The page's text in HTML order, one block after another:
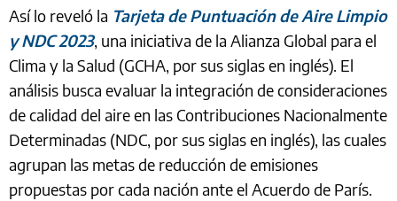
Así lo reveló la Tarjeta de Puntuación de Aire Limpio
y NDC 2023, una iniciativa de la Alianza Global para el
Clima y la Salud (GCHA, por sus siglas en inglés). El
análisis busca evaluar la integración de consideraciones
de calidad del aire en las Contribuciones Nacionalmente
Determinadas (NDC, por sus siglas en inglés), las cuales
agrupan las metas de reducción de emisiones
propuestas por cada nación ante el Acuerdo de París.